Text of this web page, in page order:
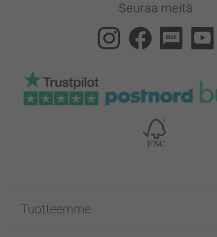
Seuraa meitä
Tuotteemme